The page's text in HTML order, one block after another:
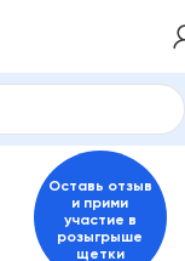
для полости рта
Оставь отзыв
и прими
участие в
розыгрыше
щетки